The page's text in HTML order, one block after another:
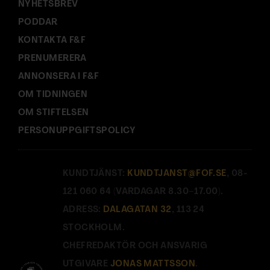
NYHETSBREV
PODDAR
KONTAKTA F&F
PRENUMERERA
ANNONSERA I F&F
OM TIDNINGEN
OM STIFTELSEN
PERSONUPPGIFTSPOLICY
KUNDTJÄNST: KUNDTJANST@FOF.SE , 08-
121 060 64 (VARDAGAR 8.30–17.00).
ADRESS: DALAGATAN 32 , 113 24
STOCKHOLM.
CHEFREDAKTÖR OCH ANSVARIG
UTGIVARE JONAS MATTSSON.